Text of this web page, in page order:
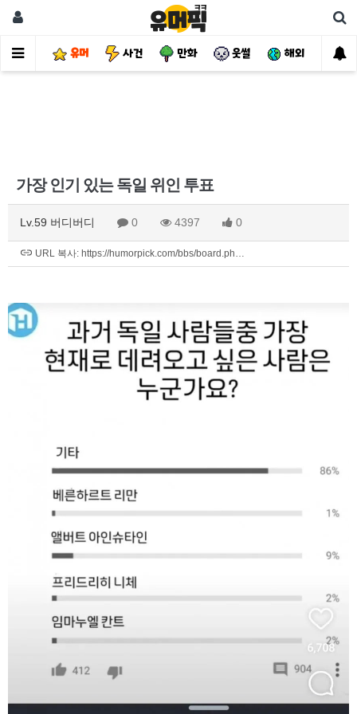
유머 사건 만화 웃썰 해외 핫
가장 인기 있는 독일 위인 투표
Lv.59 버디버디 0 4397 0
URL 복사: https://humorpick.com/bbs/board.ph…